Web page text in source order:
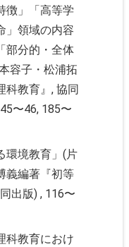
徴」「高等学
」領域の内容
部分的・全体
容子・松浦拓
科教育』, 協同
〜46, 185〜
環境教育」(片
義編著『初等
出版) , 116〜
科教育におけ